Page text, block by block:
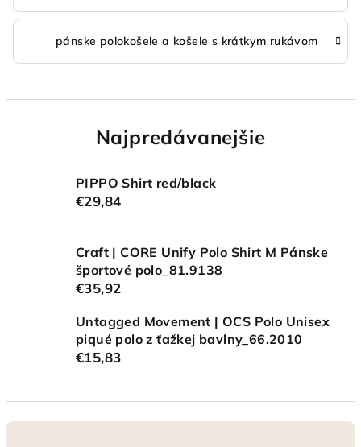
pánske polokošele a košele s krátkym rukávom
Najpredávanejšie
PIPPO Shirt red/black
€29,84
Craft | CORE Unify Polo Shirt M Pánske
športové polo_81.9138
€35,92
Untagged Movement | OCS Polo Unisex
piqué polo z ťažkej bavlny_66.2010
€15,83